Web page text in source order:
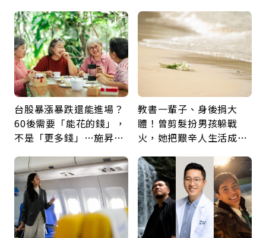
久違的關心
台股暴漲暴跌還能進場？
60後需要「能花的錢」，
不是「更多錢」…施昇
票
教書一輩子、身後捐大
體！曾剪髮扮男孩躲戰
火，她把艱辛人生活成風
福